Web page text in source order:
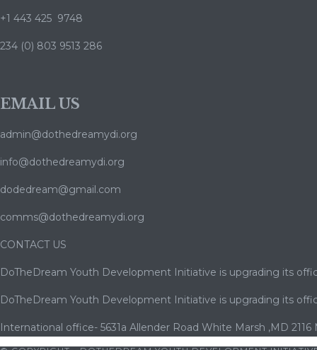
+1 443 425 9748
234 (0) 803 9513 286
EMAIL US
admin@dothedreamydi.org
info@dothedreamydi.org
dodedream@gmail.com
comms@dothedreamydi.org
CONTACT US
DoTheDream Youth Development Initiative is upgrading its
DoTheDream Youth Development Initiative is upgrading its
International office- 5631a Allender Road White Marsh ,MD